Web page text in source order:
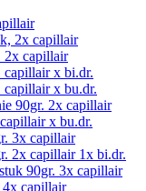
2x capillair
2x capillair
capillair x bi.dr.
capillair x bu.dr.
90gr. 2x capillair
x bu.dr.
3x capillair
2x capillair 1x bi.dr.
90gr. 3x capillair
4x capillair